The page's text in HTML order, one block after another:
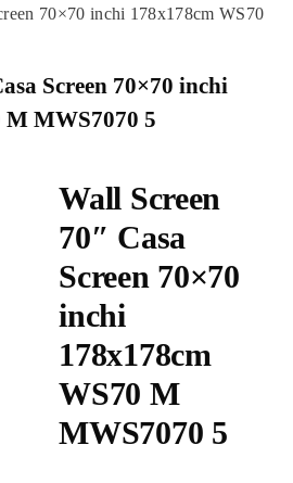
70×70 inchi 178x178cm WS70
Screen 70×70 inchi
M MWS7070 5
Wall Screen
70″ Casa
Screen 70×70
inchi
178x178cm
WS70 M
MWS7070 5